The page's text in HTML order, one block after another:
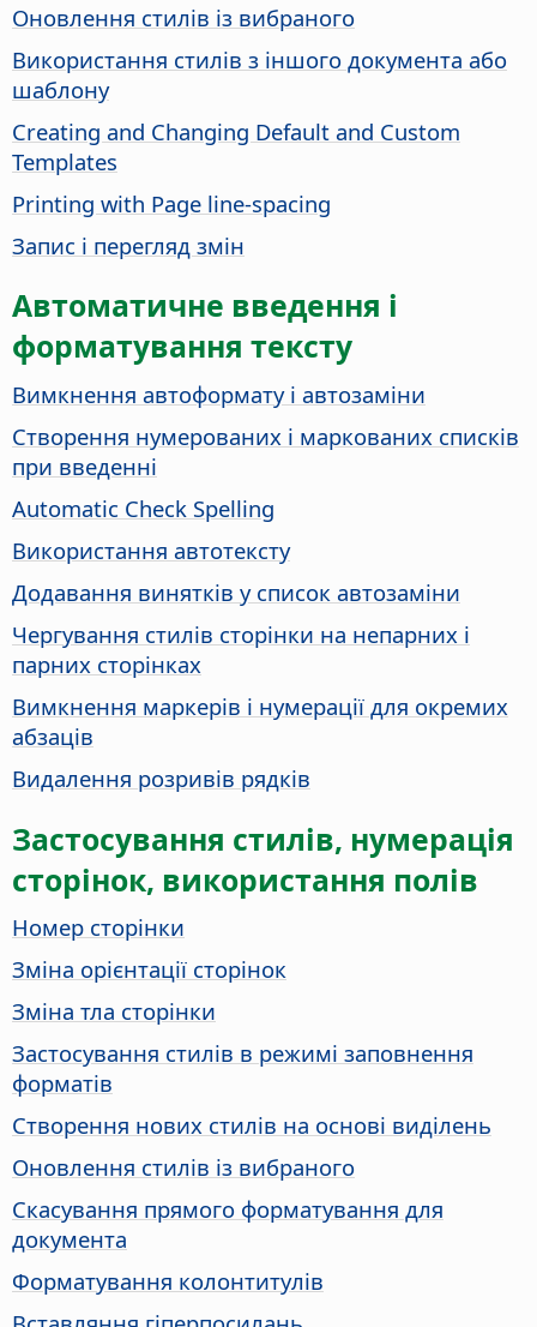
Оновлення стилів із вибраного
Використання стилів з іншого документа або
шаблону
Creating and Changing Default and Custom
Templates
Printing with Page line-spacing
Запис і перегляд змін
Автоматичне введення і
форматування тексту
Вимкнення автоформату і автозаміни
Створення нумерованих і маркованих списків
при введенні
Automatic Check Spelling
Використання автотексту
Додавання винятків у список автозаміни
Чергування стилів сторінки на непарних і
парних сторінках
Вимкнення маркерів і нумерації для окремих
абзаців
Видалення розривів рядків
Застосування стилів, нумерація
сторінок, використання полів
Номер сторінки
Зміна орієнтації сторінок
Зміна тла сторінки
Застосування стилів в режимі заповнення
форматів
Створення нових стилів на основі виділень
Оновлення стилів із вибраного
Скасування прямого форматування для
документа
Форматування колонтитулів